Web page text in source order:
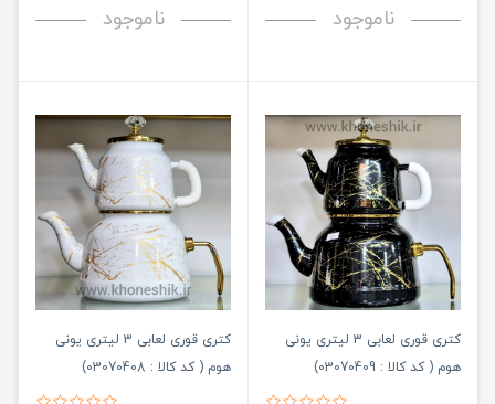
ناموجود ناموجود
کتری قوری لعابی 3 لیتری یونی
هوم ( کد کالا : 03070409)
کتری قوری لعابی 3 لیتری یونی
هوم ( کد کالا : 03070408)